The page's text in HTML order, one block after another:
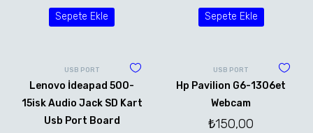
Sepete Ekle Sepete Ekle
USB PORT
Lenovo İdeapad 500-
15isk Audio Jack SD Kart
Usb Port Board
USB PORT
Hp Pavilion G6-1306et
Webcam
₺150,00